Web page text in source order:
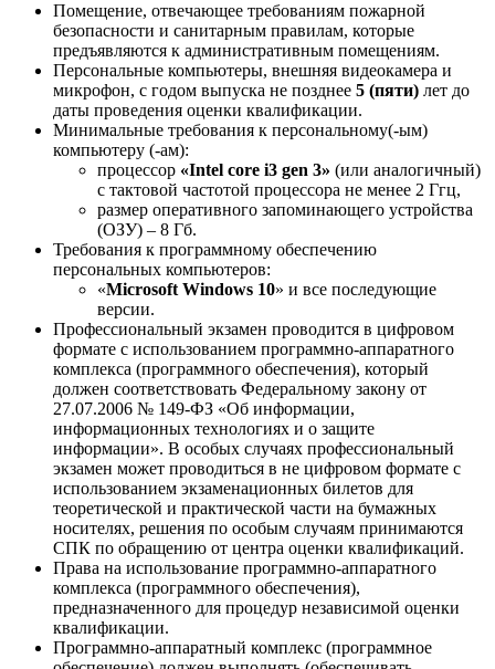
Помещение, отвечающее требованиям пожарной
безопасности и санитарным правилам, которые
предъявляются к административным помещениям.
Персональные компьютеры, внешняя видеокамера и
микрофон, с годом выпуска не позднее 5 (пяти) лет до
даты проведения оценки квалификации.
Минимальные требования к персональному(-ым)
компьютеру (-ам):
процессор «Intel core i3 gen 3» (или аналогичный)
с тактовой частотой процессора не менее 2 Ггц,
размер оперативного запоминающего устройства
(ОЗУ) – 8 Гб.
Требования к программному обеспечению
персональных компьютеров:
«Microsoft Windows 10» и все последующие
версии.
Профессиональный экзамен проводится в цифровом
формате с использованием программно-аппаратного
комплекса (программного обеспечения), который
должен соответствовать Федеральному закону от
27.07.2006 № 149-ФЗ «Об информации,
информационных технологиях и о защите
информации». В особых случаях профессиональный
экзамен может проводиться в не цифровом формате с
использованием экзаменационных билетов для
теоретической и практической части на бумажных
носителях, решения по особым случаям принимаются
СПК по обращению от центра оценки квалификаций.
Права на использование программно-аппаратного
комплекса (программного обеспечения),
предназначенного для процедур независимой оценки
квалификации.
Программно-аппаратный комплекс (программное